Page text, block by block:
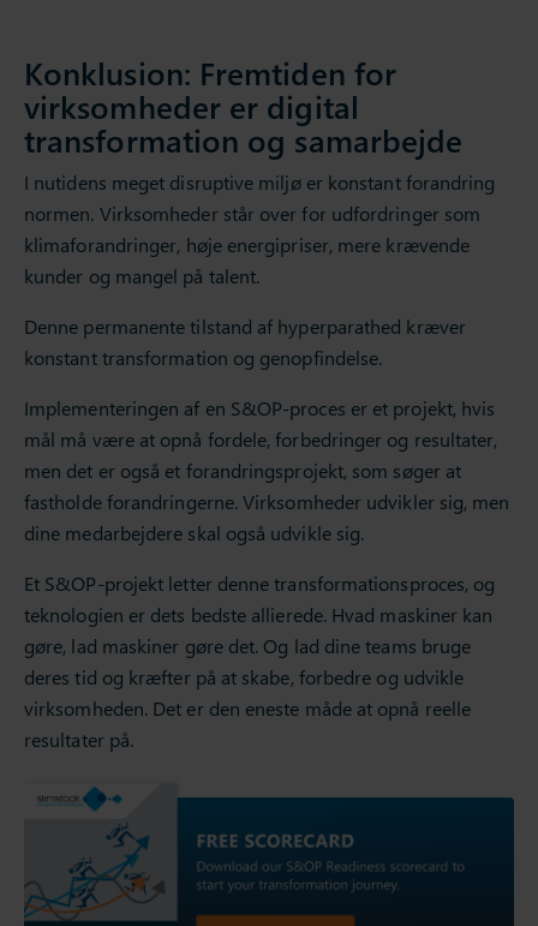
Konklusion: Fremtiden for
virksomheder er digital
transformation og samarbejde
I nutidens meget disruptive miljø er konstant forandring
normen. Virksomheder står over for udfordringer som
klimaforandringer, høje energipriser, mere krævende
kunder og mangel på talent.
Denne permanente tilstand af hyperparathed kræver
konstant transformation og genopfindelse.
Implementeringen af en S&OP-proces er et projekt, hvis
mål må være at opnå fordele, forbedringer og resultater,
men det er også et forandringsprojekt, som søger at
fastholde forandringerne. Virksomheder udvikler sig, men
dine medarbejdere skal også udvikle sig.
Et S&OP-projekt letter denne transformationsproces, og
teknologien er dets bedste allierede. Hvad maskiner kan
gøre, lad maskiner gøre det. Og lad dine teams bruge
deres tid og kræfter på at skabe, forbedre og udvikle
virksomheden. Det er den eneste måde at opnå reelle
resultater på.